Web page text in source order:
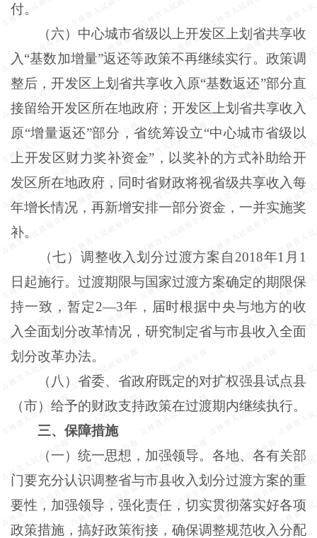
付。
（六）中心城市省级以上开发区上划省共享收
入“基数加增量”返还等政策不再继续实行。政策调
整后，开发区上划省共享收入原“基数返还”部分直
接留给开发区所在地政府；开发区上划省共享收入
原“增量返还”部分，省统筹设立“中心城市省级以
上开发区财力奖补资金”，以奖补的方式补助给开
发区所在地政府，同时省财政将视省级共享收入每
年增长情况，再新增安排一部分资金，一并实施奖
补。
（七）调整收入划分过渡方案自2018年1月1
日起施行。过渡期限与国家过渡方案确定的期限保
持一致，暂定2—3年，届时根据中央与地方的收
入全面划分改革情况，研究制定省与市县收入全面
划分改革办法。
（八）省委、省政府既定的对扩权强县试点县
（市）给予的财政支持政策在过渡期内继续执行。
三、保障措施
（一）统一思想，加强领导。各地、各有关部
门要充分认识调整省与市县收入划分过渡方案的重
要性，加强领导，强化责任，切实贯彻落实好各项
政策措施，搞好政策衔接，确保调整规范收入分配